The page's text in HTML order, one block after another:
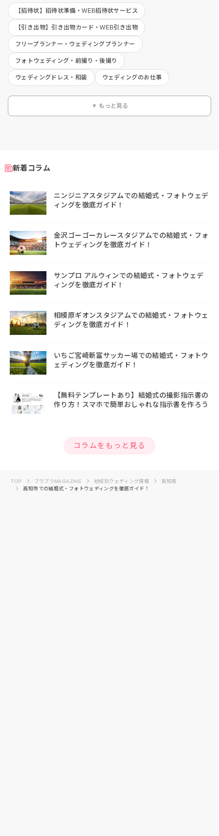
【招待状】招待状準備・WEB招待状サービス
【引き出物】引き出物カード・WEB引き出物
フリープランナー・ウェディングプランナー
フォトウェディング・前撮り・後撮り
ウェディングドレス・和装 ウェディングのお仕事
▼ もっと見る
新着コラム
ニンジニアスタジアムでの結婚式・フォトウェデ
ィングを徹底ガイド！
金沢ゴーゴーカレースタジアムでの結婚式・フォ
トウェディングを徹底ガイド！
サンプロ アルウィンでの結婚式・フォトウェデ
ィングを徹底ガイド！
相模原ギオンスタジアムでの結婚式・フォトウェ
ディングを徹底ガイド！
いちご宮崎新富サッカー場での結婚式・フォトウ
ェディングを徹底ガイド！
【無料テンプレートあり】結婚式の撮影指示書の
作り方！スマホで簡単おしゃれな指示書を作ろう
コラムをもっと見る
TOP ブラプラMAGAZINE 地域別ウェディング情報
高知県
高知市での結婚式・フォトウェディングを徹底ガイド！